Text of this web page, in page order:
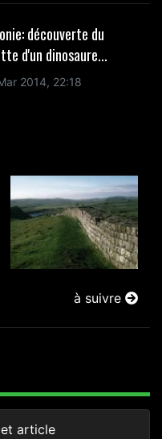
découverte du
d'un dinosaure...
2014, 22:18
à suivre
article